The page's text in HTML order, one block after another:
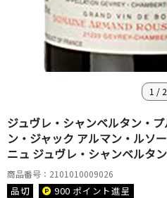
1 / 2
ジュヴレ・シャンベルタン・
ン・ジャック アルマン・ルソ
ニュ ジュヴレ・シャンベルタ
商品番号：2101010009026
品切 900 ポイント進呈